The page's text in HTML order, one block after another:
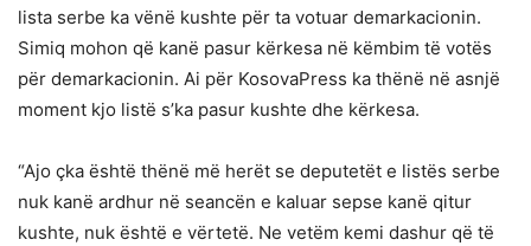
lista serbe ka vënë kushte për ta votuar demarkacionin.
Simiq mohon që kanë pasur kërkesa në këmbim të votës
për demarkacionin. Ai për KosovaPress ka thënë në asnjë
moment kjo listë s’ka pasur kushte dhe kërkesa.
“Ajo çka është thënë më herët se deputetët e listës serbe
nuk kanë ardhur në seancën e kaluar sepse kanë qitur
kushte, nuk është e vërtetë. Ne vetëm kemi dashur që të